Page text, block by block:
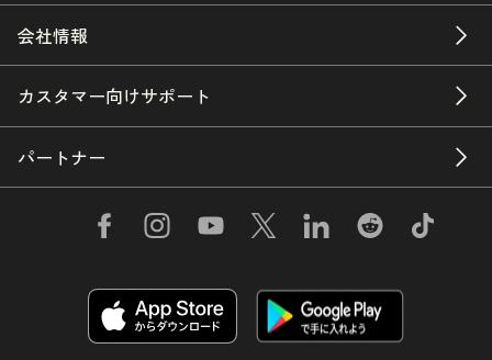
会社情報
カスタマー向けサポート
パートナー